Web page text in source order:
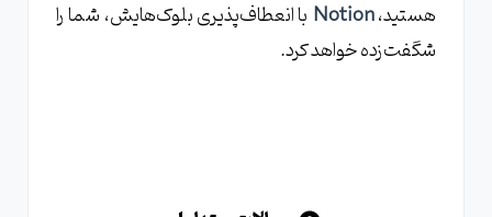
هستید،Notion با انعطاف‌پذیری بلوک‌هایش، شما را
شگفت‌زده خواهد کرد.